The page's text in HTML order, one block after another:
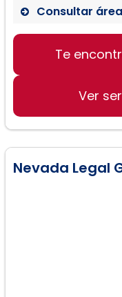
Consultar
Accidentes
Derecho
Te
Ver
Nevada Legal